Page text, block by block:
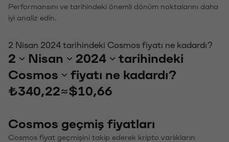
Performansını ve tarihindeki önemli dönüm noktalarını daha
iyi analiz edin.
2 Nisan 2024 tarihindeki Cosmos fiyatı ne kadardı?
2 Nisan 2024
tarihindeki
Cosmos
fiyatı ne kadardı?
₺340,22≈$10,66
Cosmos geçmiş fiyatları
Cosmos fiyat geçmişini takip ederek kripto varlıkların